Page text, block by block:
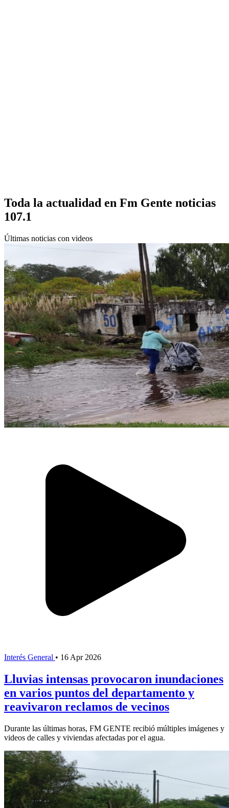
Toda la actualidad en Fm Gente noticias
107.1
Últimas noticias con videos
Interés General • 16 Apr 2026
Lluvias intensas provocaron inundaciones
en varios puntos del departamento y
reavivaron reclamos de vecinos
Durante las últimas horas, FM GENTE recibió múltiples imágenes y
videos de calles y viviendas afectadas por el agua.